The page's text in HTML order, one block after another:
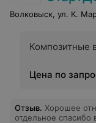
Волковыск, ул. К.
Композитные
Цена по
Отзыв. Хорошее
отдельное